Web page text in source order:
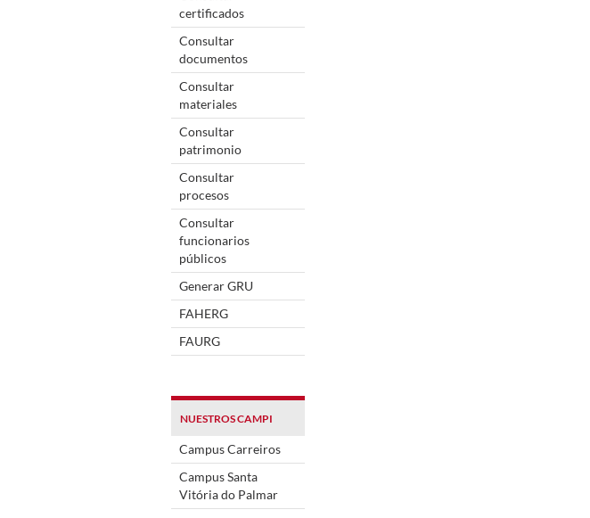
certificados
Consultar
documentos
Consultar
materiales
Consultar
patrimonio
Consultar
procesos
Consultar
funcionarios
públicos
Generar GRU
FAHERG
FAURG
NUESTROS CAMPI
Campus Carreiros
Campus Santa
Vitória do Palmar